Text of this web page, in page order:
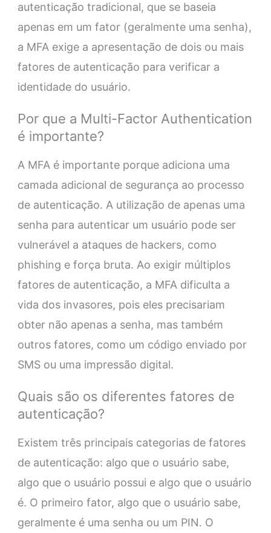
autenticação tradicional, que se baseia
apenas em um fator (geralmente uma senha),
a MFA exige a apresentação de dois ou mais
fatores de autenticação para verificar a
identidade do usuário.
Por que a Multi-Factor Authentication
é importante?
A MFA é importante porque adiciona uma
camada adicional de segurança ao processo
de autenticação. A utilização de apenas uma
senha para autenticar um usuário pode ser
vulnerável a ataques de hackers, como
phishing e força bruta. Ao exigir múltiplos
fatores de autenticação, a MFA dificulta a
vida dos invasores, pois eles precisariam
obter não apenas a senha, mas também
outros fatores, como um código enviado por
SMS ou uma impressão digital.
Quais são os diferentes fatores de
autenticação?
Existem três principais categorias de fatores
de autenticação: algo que o usuário sabe,
algo que o usuário possui e algo que o usuário
é. O primeiro fator, algo que o usuário sabe,
geralmente é uma senha ou um PIN. O